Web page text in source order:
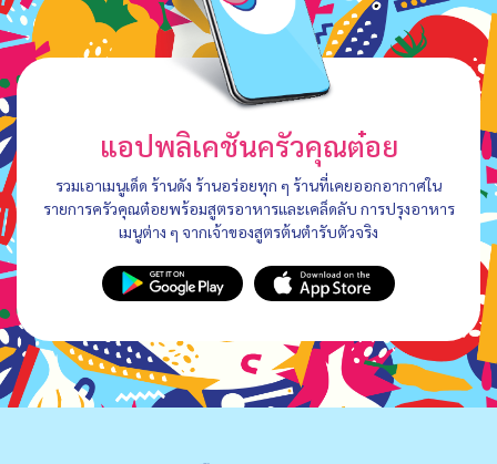
แอปพลิเคชันครัวคุณต๋อย
รวมเอาเมนูเด็ด ร้านดัง ร้านอร่อยทุก ๆ ร้านที่เคยออกอากาศใน
รายการครัวคุณต๋อยพร้อมสูตรอาหารและเคล็ดลับ การปรุงอาหาร
เมนูต่าง ๆ จากเจ้าของสูตรต้นตำรับตัวจริง